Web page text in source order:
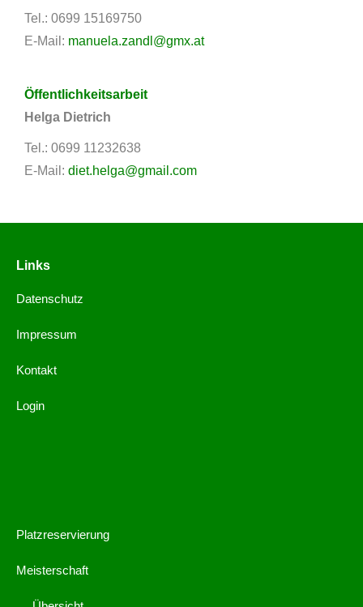
Tel.: 0699 15169750
E-Mail: manuela.zandl@gmx.at
Öffentlichkeitsarbeit
Helga Dietrich
Tel.: 0699 11232638
E-Mail: diet.helga@gmail.com
Links
Datenschutz
Impressum
Kontakt
Login
Platzreservierung
Meisterschaft